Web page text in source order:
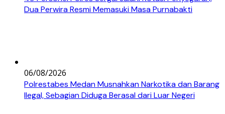
Dua Perwira Resmi Memasuki Masa Purnabakti
06/08/2026
Polrestabes Medan Musnahkan Narkotika dan Barang
Ilegal, Sebagian Diduga Berasal dari Luar Negeri